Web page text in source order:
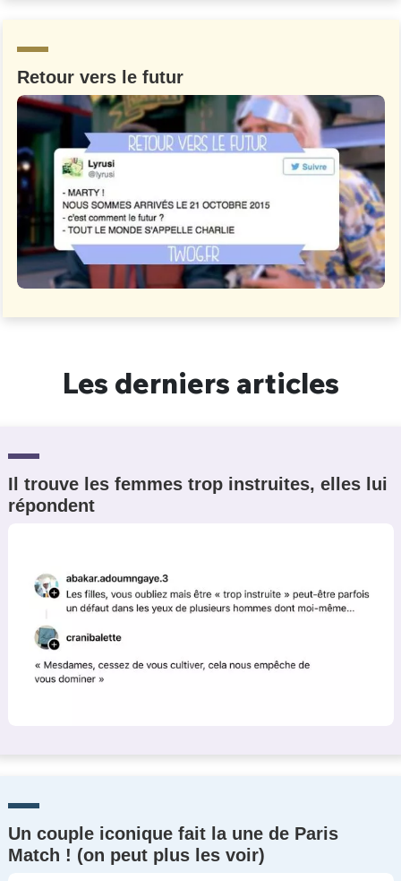
Retour vers le futur
Les derniers articles
Il trouve les femmes trop instruites, elles lui
répondent
Un couple iconique fait la une de Paris
Match ! (on peut plus les voir)
C'EST PARTI